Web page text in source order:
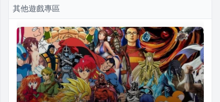
其他遊戲專區